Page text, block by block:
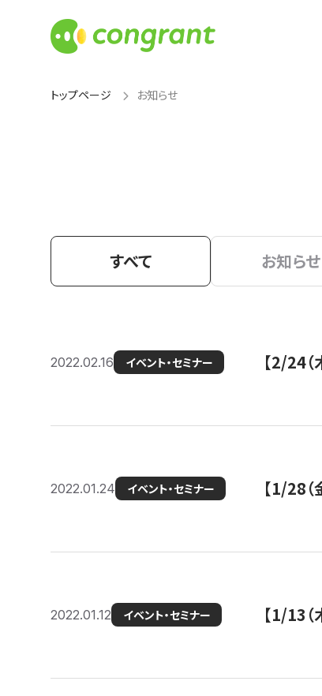
トップページ お知らせ
すべて お知らせ
2022.02.16 イベント・セミナー 【2/24
2022.01.24 イベント・セミナー 【1/28
2022.01.12 イベント・セミナー 【1/13